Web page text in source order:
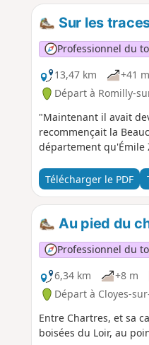
Sur les
Professionnel du
13,47 km
+41 m
Départ à Romilly-
"Maintenant il avait
recommençait la
département qu'Émile
Télécharger le PDF
Au pied du
Professionnel du
6,34 km
+8 m
Départ à Cloyes-
Entre Chartres, et sa
boisées du Loir, au